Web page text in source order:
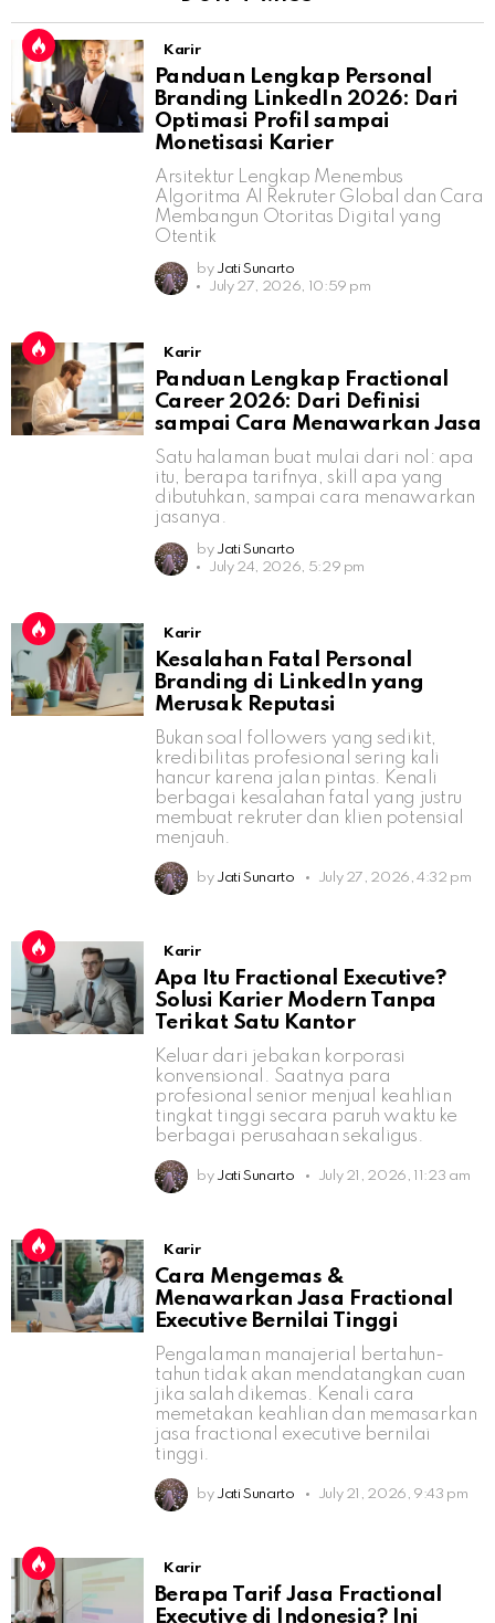
Karir
Panduan Lengkap Personal
Branding LinkedIn 2026: Dari
Optimasi Profil sampai
Monetisasi Karier
Arsitektur Lengkap Menembus
Algoritma AI Rekruter Global dan Cara
Membangun Otoritas Digital yang
Otentik
by Jati Sunarto
July 27, 2026, 10:59 pm
Karir
Panduan Lengkap Fractional
Career 2026: Dari Definisi
sampai Cara Menawarkan Jasa
Satu halaman buat mulai dari nol: apa
itu, berapa tarifnya, skill apa yang
dibutuhkan, sampai cara menawarkan
jasanya.
by Jati Sunarto
July 24, 2026, 5:29 pm
Karir
Kesalahan Fatal Personal
Branding di LinkedIn yang
Merusak Reputasi
Bukan soal followers yang sedikit,
kredibilitas profesional sering kali
hancur karena jalan pintas. Kenali
berbagai kesalahan fatal yang justru
membuat rekruter dan klien potensial
menjauh.
by Jati Sunarto July 27, 2026, 4:32 pm
Karir
Apa Itu Fractional Executive?
Solusi Karier Modern Tanpa
Terikat Satu Kantor
Keluar dari jebakan korporasi
konvensional. Saatnya para
profesional senior menjual keahlian
tingkat tinggi secara paruh waktu ke
berbagai perusahaan sekaligus.
by Jati Sunarto July 21, 2026, 11:23 am
Karir
Cara Mengemas &
Menawarkan Jasa Fractional
Executive Bernilai Tinggi
Pengalaman manajerial bertahun-
tahun tidak akan mendatangkan cuan
jika salah dikemas. Kenali cara
memetakan keahlian dan memasarkan
jasa fractional executive bernilai
tinggi.
by Jati Sunarto July 21, 2026, 9:43 pm
Karir
Berapa Tarif Jasa Fractional
Executive di Indonesia? Ini